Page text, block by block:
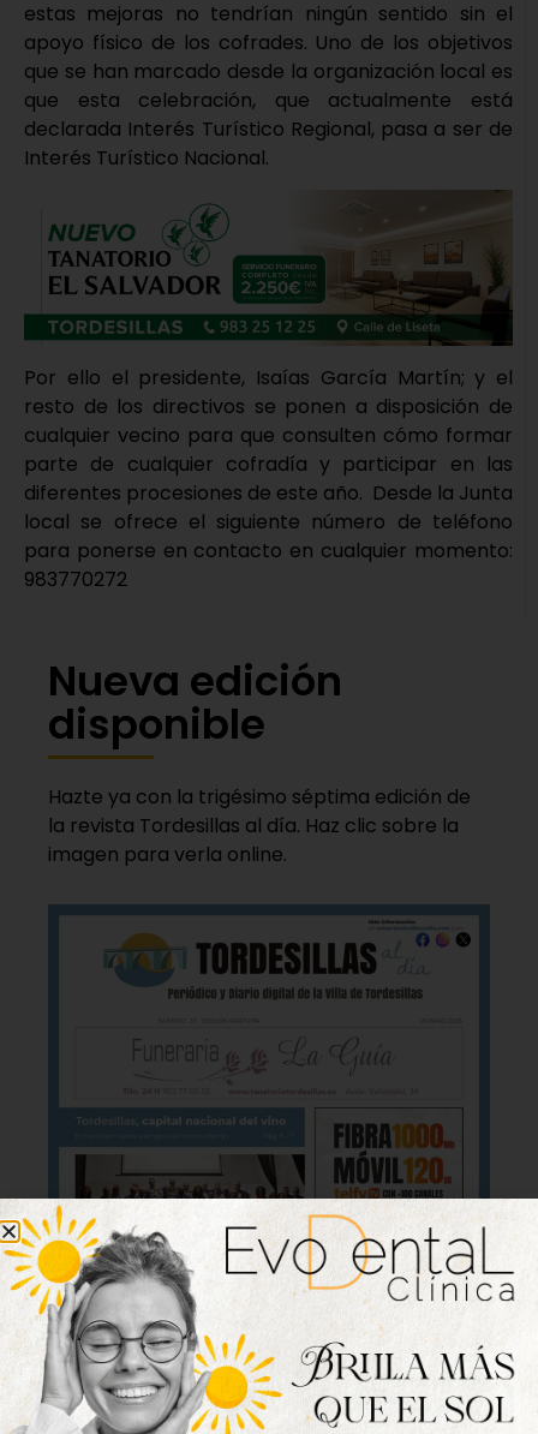
estas mejoras no tendrían ningún sentido sin el
apoyo físico de los cofrades. Uno de los objetivos
que se han marcado desde la organización local es
que esta celebración, que actualmente está
declarada Interés Turístico Regional, pasa a ser de
Interés Turístico Nacional.
Por ello el presidente, Isaías García Martín; y el
resto de los directivos se ponen a disposición de
cualquier vecino para que consulten cómo formar
parte de cualquier cofradía y participar en las
diferentes procesiones de este año. Desde la Junta
local se ofrece el siguiente número de teléfono
para ponerse en contacto en cualquier momento:
983770272
Nueva edición
disponible
Hazte ya con la trigésimo séptima edición de
la revista Tordesillas al día. Haz clic sobre la
imagen para verla online.